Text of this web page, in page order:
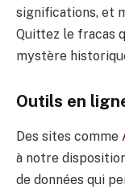
significations, et
Quittez le fracas
mystère
Outils en
Des sites comme
à notre
de données qui